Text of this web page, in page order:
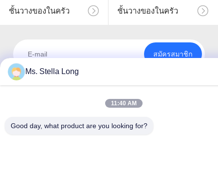
ชั้นวางของในครัว ชั้นวางของในครัว
สมัครสมาชิก
Ms. Stella Long
11:40 AM
Good day, what product are you looking for?